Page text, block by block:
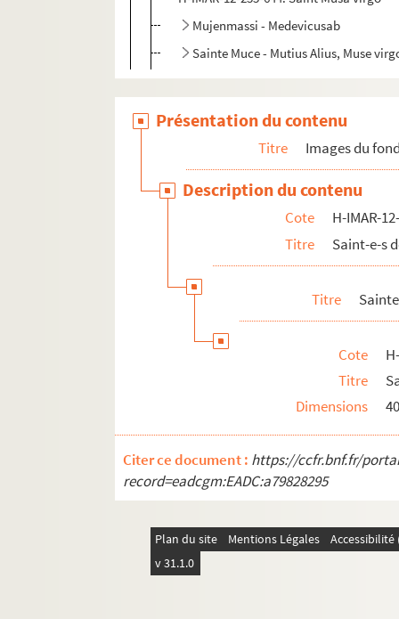
Mujenmassi - Medevicusab
Sainte Muce - Mutius Alius, Muse
Présentation du contenu
Titre Images du
Description du contenu
Cote
H-IMAR-
Titre
Saint-e-s
Titre
Cote
Titre
Dimensions
Citer ce document : https://ccfr.bnf.fr/
record=eadcgm:EADC:a79828295
Plan du site Mentions Légales
v 31.1.0